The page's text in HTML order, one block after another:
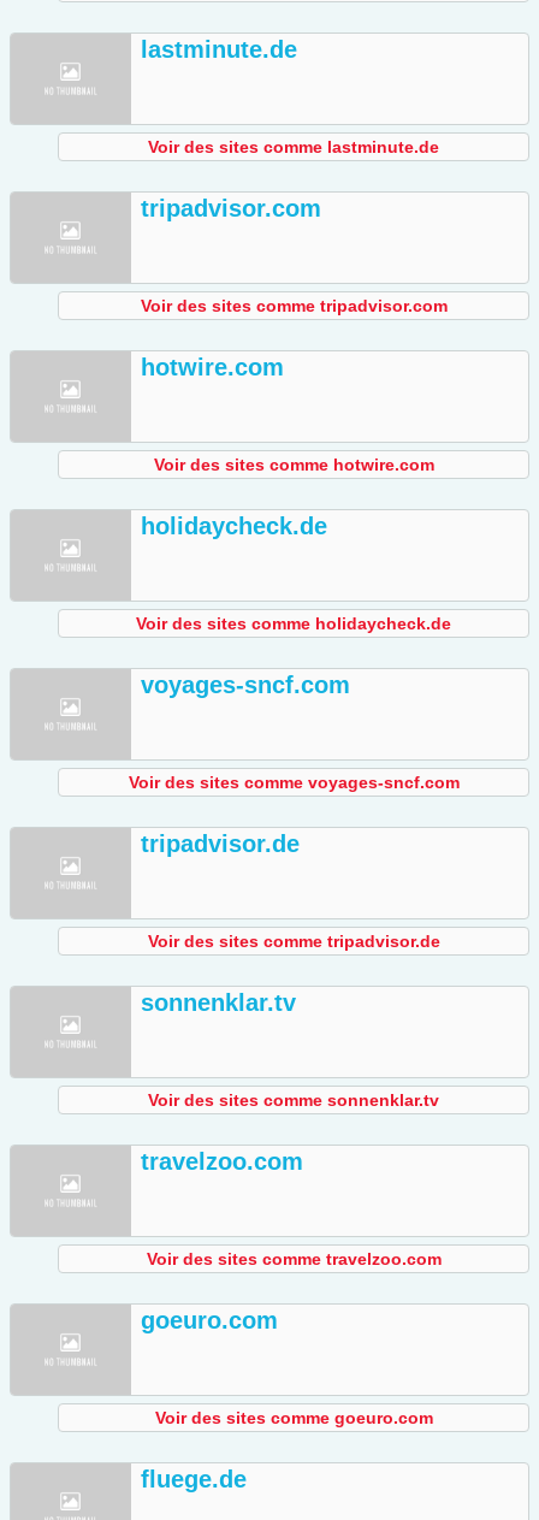
lastminute.de
Voir des sites comme lastminute.de
tripadvisor.com
Voir des sites comme tripadvisor.com
hotwire.com
Voir des sites comme hotwire.com
holidaycheck.de
Voir des sites comme holidaycheck.de
voyages-sncf.com
Voir des sites comme voyages-sncf.com
tripadvisor.de
Voir des sites comme tripadvisor.de
sonnenklar.tv
Voir des sites comme sonnenklar.tv
travelzoo.com
Voir des sites comme travelzoo.com
goeuro.com
Voir des sites comme goeuro.com
fluege.de